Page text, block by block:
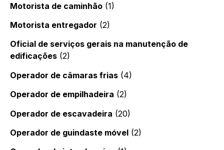
Motorista de caminhão (1)
Motorista entregador (2)
Oficial de serviços gerais na manutenção de
edificações (2)
Operador de câmaras frias (4)
Operador de empilhadeira (2)
Operador de escavadeira (20)
Operador de guindaste móvel (2)